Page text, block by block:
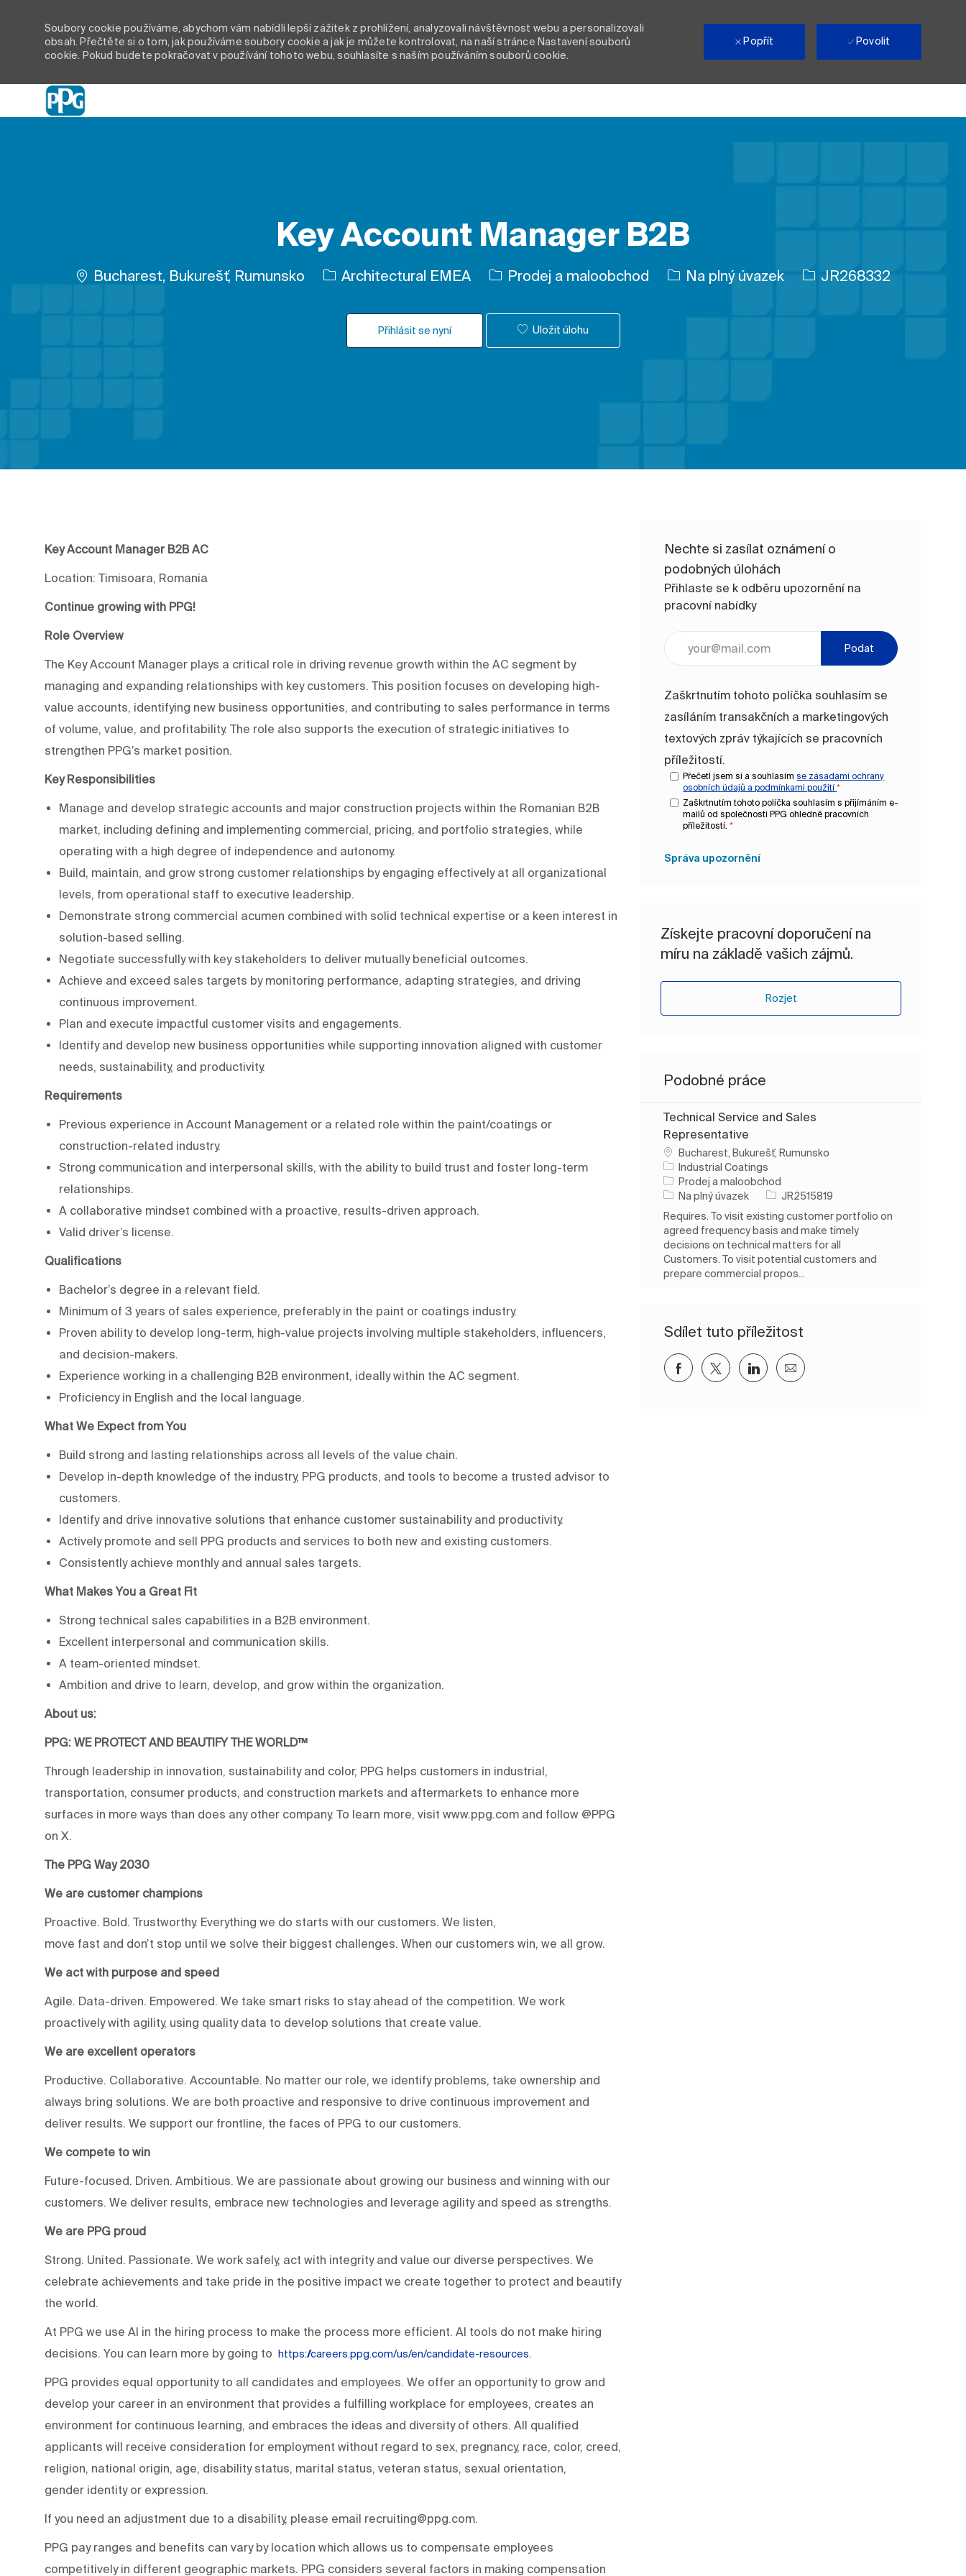
Soubory cookie používáme, abychom vám nabídli lepší zážitek z prohlížení, analyzovali návštěvnost webu a personalizovali
obsah. Přečtěte si o tom, jak používáme soubory cookie a jak je můžete kontrolovat, na naší stránce Nastavení souborů
cookie. Pokud budete pokračovat v používání tohoto webu, souhlasíte s naším používáním souborů cookie.
Popřít Povolit
Key Account Manager B2B
Umístění
Bucharest, Bukurešť, Rumunsko Architectural EMEA Kategorie
Prodej a maloobchod Typ úlohy
Na plný úvazek ID úlohy
JR268332
Přihlásit se nyní Uložit úlohu
Key Account Manager B2B AC
Location: Timisoara, Romania
Continue growing with PPG!
Role Overview
The Key Account Manager plays a critical role in driving revenue growth within the AC segment by
managing and expanding relationships with key customers. This position focuses on developing high-
value accounts, identifying new business opportunities, and contributing to sales performance in terms
of volume, value, and profitability. The role also supports the execution of strategic initiatives to
strengthen PPG’s market position.
Key Responsibilities
Manage and develop strategic accounts and major construction projects within the Romanian B2B
market, including defining and implementing commercial, pricing, and portfolio strategies, while
operating with a high degree of independence and autonomy.
Build, maintain, and grow strong customer relationships by engaging effectively at all organizational
levels, from operational staff to executive leadership.
Demonstrate strong commercial acumen combined with solid technical expertise or a keen interest in
solution-based selling.
Negotiate successfully with key stakeholders to deliver mutually beneficial outcomes.
Achieve and exceed sales targets by monitoring performance, adapting strategies, and driving
continuous improvement.
Plan and execute impactful customer visits and engagements.
Identify and develop new business opportunities while supporting innovation aligned with customer
needs, sustainability, and productivity.
Requirements
Previous experience in Account Management or a related role within the paint/coatings or
construction-related industry.
Strong communication and interpersonal skills, with the ability to build trust and foster long-term
relationships.
A collaborative mindset combined with a proactive, results-driven approach.
Valid driver’s license.
Qualifications
Bachelor’s degree in a relevant field.
Minimum of 3 years of sales experience, preferably in the paint or coatings industry.
Proven ability to develop long-term, high-value projects involving multiple stakeholders, influencers,
and decision-makers.
Experience working in a challenging B2B environment, ideally within the AC segment.
Proficiency in English and the local language.
What We Expect from You
Build strong and lasting relationships across all levels of the value chain.
Develop in-depth knowledge of the industry, PPG products, and tools to become a trusted advisor to
customers.
Identify and drive innovative solutions that enhance customer sustainability and productivity.
Actively promote and sell PPG products and services to both new and existing customers.
Consistently achieve monthly and annual sales targets.
What Makes You a Great Fit
Strong technical sales capabilities in a B2B environment.
Excellent interpersonal and communication skills.
A team-oriented mindset.
Ambition and drive to learn, develop, and grow within the organization.
About us:
PPG: WE PROTECT AND BEAUTIFY THE WORLD™
Through leadership in innovation, sustainability and color, PPG helps customers in industrial,
transportation, consumer products, and construction markets and aftermarkets to enhance more
surfaces in more ways than does any other company. To learn more, visit www.ppg.com and follow @PPG
on X.
The PPG Way 2030
We are customer champions
Proactive. Bold. Trustworthy. Everything we do starts with our customers. We listen,
move fast and don’t stop until we solve their biggest challenges. When our customers win, we all grow.
We act with purpose and speed
Agile. Data-driven. Empowered. We take smart risks to stay ahead of the competition. We work
proactively with agility, using quality data to develop solutions that create value.
We are excellent operators
Productive. Collaborative. Accountable. No matter our role, we identify problems, take ownership and
always bring solutions. We are both proactive and responsive to drive continuous improvement and
deliver results. We support our frontline, the faces of PPG to our customers.
We compete to win
Future-focused. Driven. Ambitious. We are passionate about growing our business and winning with our
customers. We deliver results, embrace new technologies and leverage agility and speed as strengths.
We are PPG proud
Strong. United. Passionate. We work safely, act with integrity and value our diverse perspectives. We
celebrate achievements and take pride in the positive impact we create together to protect and beautify
the world.
At PPG we use AI in the hiring process to make the process more efficient. AI tools do not make hiring
decisions. You can learn more by going to
https://careers.ppg.com/us/en/candidate-resources.
PPG provides equal opportunity to all candidates and employees. We offer an opportunity to grow and
develop your career in an environment that provides a fulfilling workplace for employees, creates an
environment for continuous learning, and embraces the ideas and diversity of others. All qualified
applicants will receive consideration for employment without regard to sex, pregnancy, race, color, creed,
religion, national origin, age, disability status, marital status, veteran status, sexual orientation,
gender identity or expression.
If you need an adjustment due to a disability, please email recruiting@ppg.com.
PPG pay ranges and benefits can vary by location which allows us to compensate employees
competitively in different geographic markets. PPG considers several factors in making compensation
Nechte si zasílat oznámení o
podobných úlohách
Přihlaste se k odběru upozornění na
pracovní nabídky
Zaškrtnutím tohoto políčka souhlasím se
zasíláním transakčních a marketingových
textových zpráv týkajících se pracovních
příležitostí.
Přečetl jsem si a souhlasímse zásadami ochrany
osobních údajů apodmínkami použití*
Zaškrtnutím tohoto políčka souhlasím s přijímáním e-
mailů od společnosti PPG ohledně pracovních
příležitostí. *
Podat
Správa upozornění
Získejte pracovní doporučení na
míru na základě vašich zájmů.
Rozjet
Podobné práce
Technical Service and Sales
Representative
Umístění
Bucharest, Bukurešť, Rumunsko
Industrial Coatings
Kategorie
Prodej a maloobchod
Typ úlohy
Na plný úvazek ID úlohy
JR2515819
Requires. To visit existing customer portfolio on
agreed frequency basis and make timely
decisions on technical matters for all
Customers. To visit potential customers and
prepare commercial propos...
Sdílet tuto příležitost
Sdílet přes Facebook
Sdílet přes twitter
Sdílet přes LinkedIn
Sdílet e-mailem